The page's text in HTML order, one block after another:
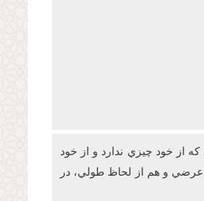
از خود چيزي ندارد و از خود
عرضي و هم از لحاظ طولي، در